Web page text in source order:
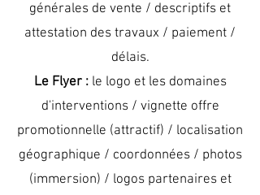
générales de vente / descriptifs et
attestation des travaux / paiement /
délais.
Le Flyer :le logo et les domaines
d'interventions / vignette offre
promotionnelle (attractif) / localisation
géographique / coordonnées / photos
(immersion) / logos partenaires et